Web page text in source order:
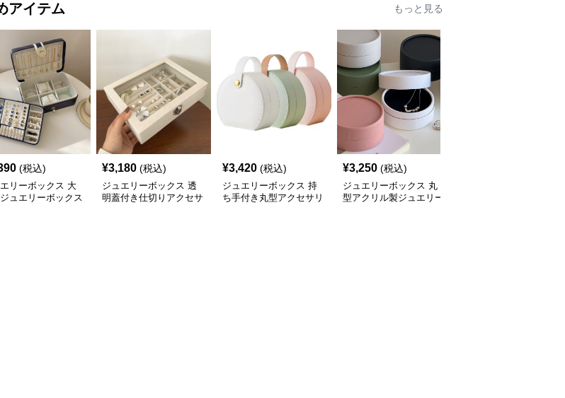
アイテム もっと見る
(税込)
リーボックス 大
ュエリーボックス
¥3,180 (税込)
ジュエリーボックス 透
明蓋付き仕切りアクセサ
¥3,420 (税込)
ジュエリーボックス 持
ち手付き丸型アクセサリ
¥3,250 (税込)
ジュエリーボックス 丸
型アクリル製ジュエリー